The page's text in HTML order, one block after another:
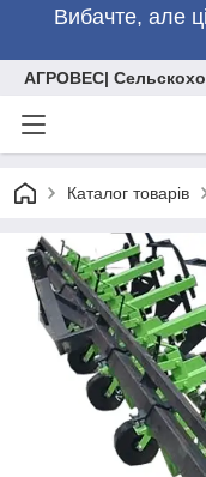
Вибачте, але
АГРОВЕС|
Каталог товарів